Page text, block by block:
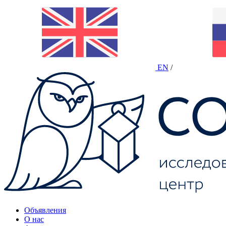
EN /
Объявления
О нас